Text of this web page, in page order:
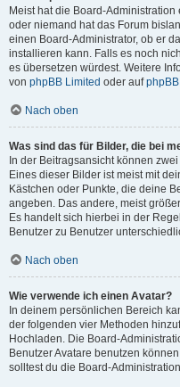
Meist hat die Board-
oder niemand hat das Forum
einen Board-Administrator, ob er
installieren kann. Falls es noch
es übersetzen würdest. Weitere
von phpBB Limited oder auf
Nach oben
Was sind das für Bilder, die bei
In der Beitragsansicht können
Eines dieser Bilder ist meist mit
Kästchen oder Punkte, die deine
angeben. Das andere, meist
Es handelt sich hierbei in der
Benutzer zu Benutzer
Nach oben
Wie verwende ich einen Avatar?
In deinem persönlichen Bereich
der folgenden vier Methoden
Hochladen. Die Board-
Benutzer Avatare benutzen
solltest du die Board-